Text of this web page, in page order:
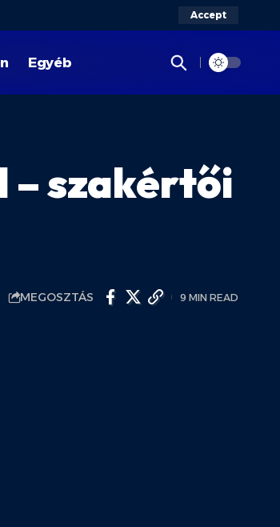
Accept
Egyéb
– szakértői
MEGOSZTÁS 9 MIN READ